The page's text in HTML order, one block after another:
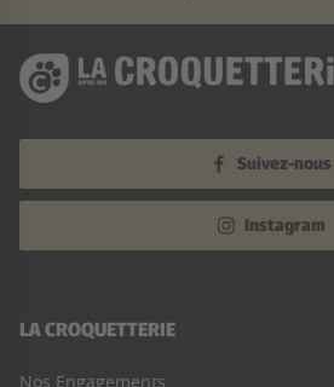
Suivez-nous
Instagram
LA CROQUETTERIE
Nos Engagements